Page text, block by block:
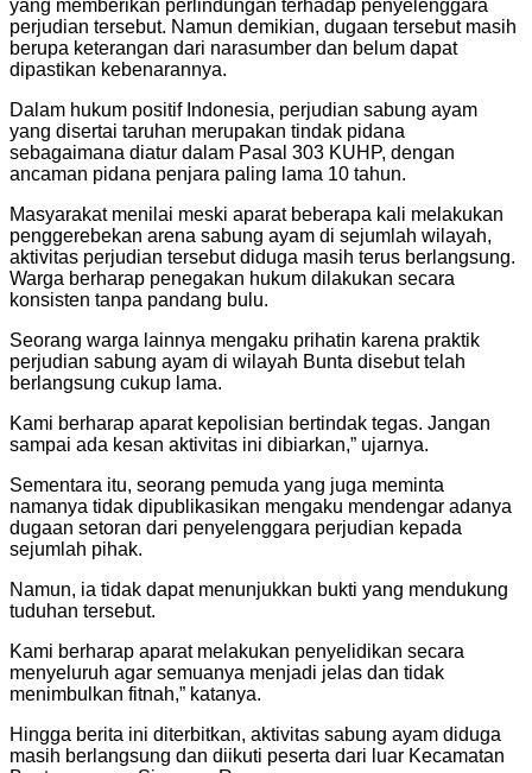
yang memberikan perlindungan terhadap penyelenggara
perjudian tersebut. Namun demikian, dugaan tersebut masih
berupa keterangan dari narasumber dan belum dapat
dipastikan kebenarannya.
Dalam hukum positif Indonesia, perjudian sabung ayam
yang disertai taruhan merupakan tindak pidana
sebagaimana diatur dalam Pasal 303 KUHP, dengan
ancaman pidana penjara paling lama 10 tahun.
Masyarakat menilai meski aparat beberapa kali melakukan
penggerebekan arena sabung ayam di sejumlah wilayah,
aktivitas perjudian tersebut diduga masih terus berlangsung.
Warga berharap penegakan hukum dilakukan secara
konsisten tanpa pandang bulu.
Seorang warga lainnya mengaku prihatin karena praktik
perjudian sabung ayam di wilayah Bunta disebut telah
berlangsung cukup lama.
Kami berharap aparat kepolisian bertindak tegas. Jangan
sampai ada kesan aktivitas ini dibiarkan,” ujarnya.
Sementara itu, seorang pemuda yang juga meminta
namanya tidak dipublikasikan mengaku mendengar adanya
dugaan setoran dari penyelenggara perjudian kepada
sejumlah pihak.
Namun, ia tidak dapat menunjukkan bukti yang mendukung
tuduhan tersebut.
Kami berharap aparat melakukan penyelidikan secara
menyeluruh agar semuanya menjadi jelas dan tidak
menimbulkan fitnah,” katanya.
Hingga berita ini diterbitkan, aktivitas sabung ayam diduga
masih berlangsung dan diikuti peserta dari luar Kecamatan